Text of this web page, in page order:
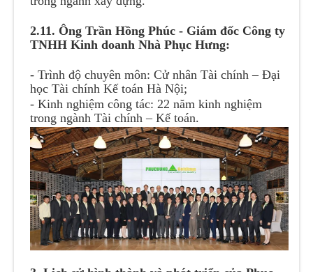
2.11. Ông Trần Hồng Phúc - Giám đốc Công ty
TNHH Kinh doanh Nhà Phục Hưng:
- Trình độ chuyên môn: Cử nhân Tài chính – Đại
học Tài chính Kế toán Hà Nội;
- Kinh nghiệm công tác: 22 năm kinh nghiệm
trong ngành Tài chính – Kế toán.